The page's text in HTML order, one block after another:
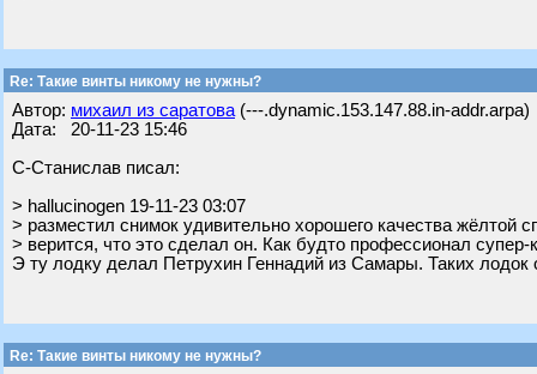
Re: Такие винты никому не нужны?
Автор: михаил из саратова (---.dynamic.153.147.88.in-addr.arpa)
Дата: 20-11-23 15:46
С-Станислав писал:
> hallucinogen 19-11-23 03:07
> разместил снимок удивительно хорошего качества жёлтой
> верится, что это сделал он. Как будто профессионал супер-
Э ту лодку делал Петрухин Геннадий из Самары. Таких
Re: Такие винты никому не нужны?